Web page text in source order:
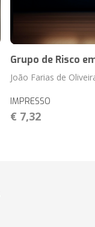
Grupo de Risco
João Farias de
IMPRESSO
€ 7,32